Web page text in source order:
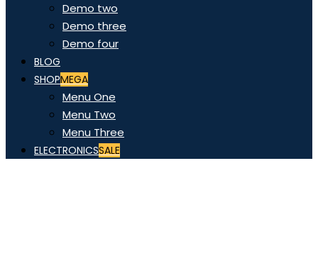
Demo two
Demo three
Demo four
BLOG
SHOPMEGA
Menu One
Menu Two
Menu Three
ELECTRONICSSALE